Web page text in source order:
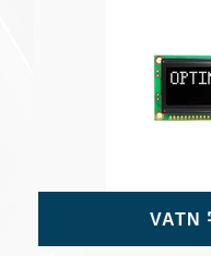
VATN